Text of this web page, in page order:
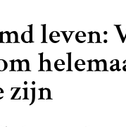
leven:
zijn